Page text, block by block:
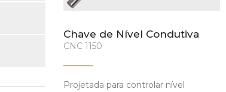
Chave de Nível Condutiva
CNC 1150
Projetada para controlar nível